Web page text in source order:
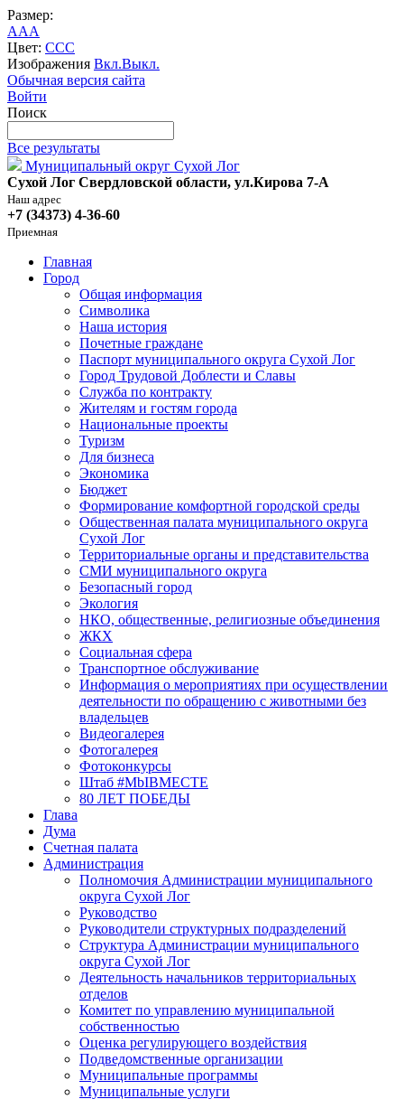
Размер:
AAA
Цвет: CCC
Изображения Вкл.Выкл.
Обычная версия сайта
Войти
Поиск
Все результаты
Муниципальный округ Сухой Лог
Сухой Лог Свердловской области, ул.Кирова 7-А
Наш адрес
+7 (34373) 4-36-60
Приемная
Главная
Город
Общая информация
Символика
Наша история
Почетные граждане
Паспорт муниципального округа Сухой Лог
Город Трудовой Доблести и Славы
Служба по контракту
Жителям и гостям города
Национальные проекты
Туризм
Для бизнеса
Экономика
Бюджет
Формирование комфортной городской среды
Общественная палата муниципального округа
Сухой Лог
Территориальные органы и представительства
СМИ муниципального округа
Безопасный город
Экология
НКО, общественные, религиозные объединения
ЖКХ
Социальная сфера
Транспортное обслуживание
Информация о мероприятиях при осуществлении
деятельности по обращению с животными без
владельцев
Видеогалерея
Фотогалерея
Фотоконкурсы
Штаб #MbIBMECTE
80 ЛЕТ ПОБЕДЫ
Глава
Дума
Счетная палата
Администрация
Полномочия Администрации муниципального
округа Сухой Лог
Руководство
Руководители структурных подразделений
Структура Администрации муниципального
округа Сухой Лог
Деятельность начальников территориальных
отделов
Комитет по управлению муниципальной
собственностью
Оценка регулирующего воздействия
Подведомственные организации
Муниципальные программы
Муниципальные услуги